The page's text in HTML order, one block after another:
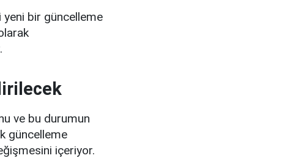
yeni bir güncelleme
ve bu durumun
güncelleme
içeriyor.